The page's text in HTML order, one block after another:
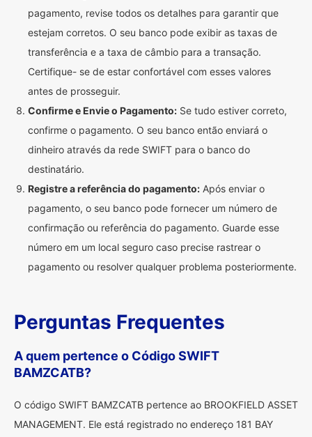
pagamento, revise todos os detalhes para garantir que
estejam corretos. O seu banco pode exibir as taxas de
transferência e a taxa de câmbio para a transação.
Certifique- se de estar confortável com esses valores
antes de prosseguir.
Confirme e Envie o Pagamento: Se tudo estiver correto,
confirme o pagamento. O seu banco então enviará o
dinheiro através da rede SWIFT para o banco do
destinatário.
Registre a referência do pagamento: Após enviar o
pagamento, o seu banco pode fornecer um número de
confirmação ou referência do pagamento. Guarde esse
número em um local seguro caso precise rastrear o
pagamento ou resolver qualquer problema posteriormente.
Perguntas Frequentes
A quem pertence o Código SWIFT
BAMZCATB?
O código SWIFT BAMZCATB pertence ao BROOKFIELD ASSET
MANAGEMENT. Ele está registrado no endereço 181 BAY